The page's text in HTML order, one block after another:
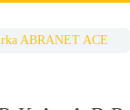
ABRANET ACE